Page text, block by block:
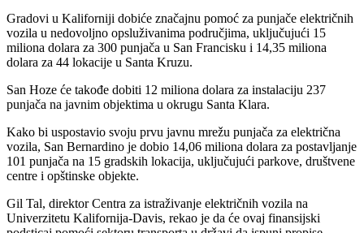
Gradovi u Kaliforniji dobiće značajnu pomoć za punjače električnih
vozila u nedovoljno opsluživanima područjima, uključujući 15
miliona dolara za 300 punjača u San Francisku i 14,35 miliona
dolara za 44 lokacije u Santa Kruzu.
San Hoze će takođe dobiti 12 miliona dolara za instalaciju 237
punjača na javnim objektima u okrugu Santa Klara.
Kako bi uspostavio svoju prvu javnu mrežu punjača za električna
vozila, San Bernardino je dobio 14,06 miliona dolara za postavljanje
101 punjača na 15 gradskih lokacija, uključujući parkove, društvene
centre i opštinske objekte.
Gil Tal, direktor Centra za istraživanje električnih vozila na
Univerzitetu Kalifornija-Davis, rekao je da će ovaj finansijski